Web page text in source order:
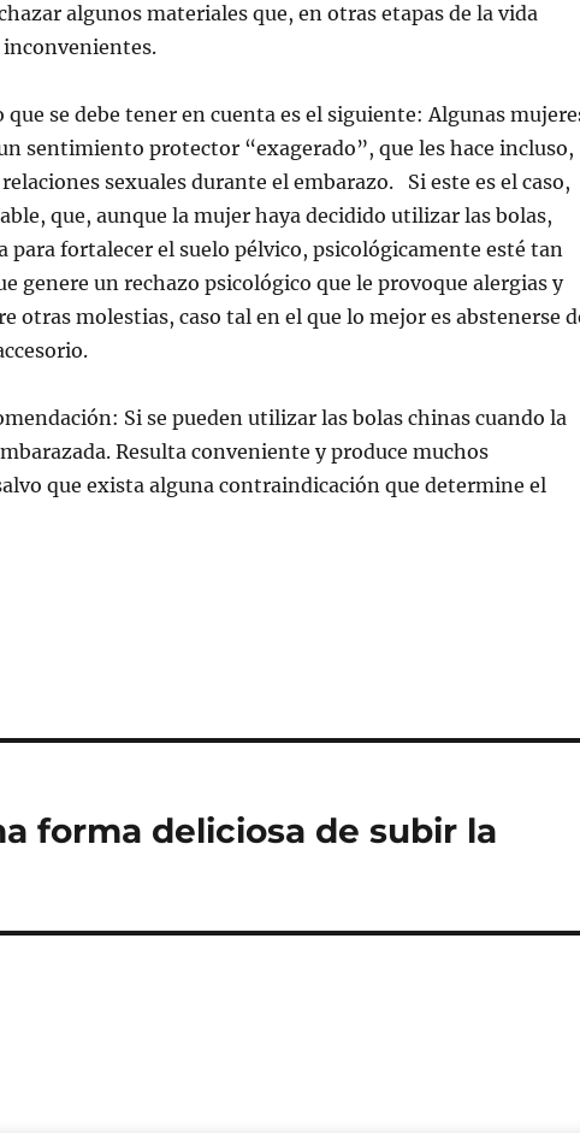
algunos materiales que, en otras etapas de la vida
que se debe tener en cuenta es el siguiente: Algunas
sentimiento protector “exagerado”, que les hace incluso,
sexuales durante el embarazo. Si este es el caso,
que, aunque la mujer haya decidido utilizar las bolas,
para fortalecer el suelo pélvico, psicológicamente esté tan
genere un rechazo psicológico que le provoque alergias y
otras molestias, caso tal en el que lo mejor es abstenerse
Si se pueden utilizar las bolas chinas cuando la
Resulta conveniente y produce muchos
que exista alguna contraindicación que determine el
forma deliciosa de subir la